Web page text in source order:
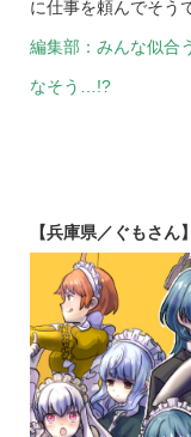
に仕事を頼んでそう
編集部：みんな似合
なそう…!?
【兵庫県／ぐもさん】